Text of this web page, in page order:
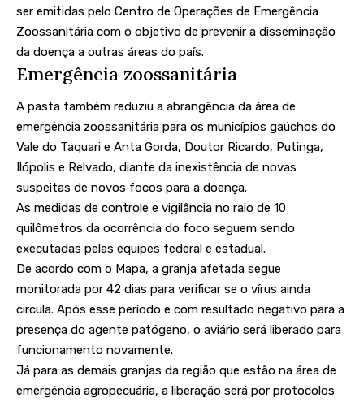
ser emitidas pelo Centro de Operações de Emergência
Zoossanitária com o objetivo de prevenir a disseminação
da doença a outras áreas do país.
Emergência zoossanitária
A pasta também reduziu a abrangência da área de
emergência zoossanitária para os municípios gaúchos do
Vale do Taquari e Anta Gorda, Doutor Ricardo, Putinga,
Ilópolis e Relvado, diante da inexistência de novas
suspeitas de novos focos para a doença.
As medidas de controle e vigilância no raio de 10
quilômetros da ocorrência do foco seguem sendo
executadas pelas equipes federal e estadual.
De acordo com o Mapa, a granja afetada segue
monitorada por 42 dias para verificar se o vírus ainda
circula. Após esse período e com resultado negativo para a
presença do agente patógeno, o aviário será liberado para
funcionamento novamente.
Já para as demais granjas da região que estão na área de
emergência agropecuária, a liberação será por protocolos